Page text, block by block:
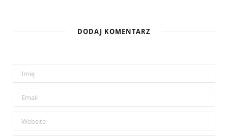
DODAJ KOMENTARZ